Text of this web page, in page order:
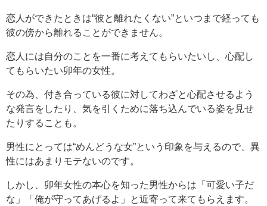
恋人ができたときは“彼と離れたくない”といつまで経っても
彼の傍から離れることができません。
恋人には自分のことを一番に考えてもらいたいし、心配し
てもらいたい卯年の女性。
その為、付き合っている彼に対してわざと心配させるよう
な発言をしたり、気を引くために落ち込んでいる姿を見せ
たりすることも。
男性にとっては“めんどうな女”という印象を与えるので、異
性にはあまりモテないのです。
しかし、卯年女性の本心を知った男性からは「可愛い子だ
な」「俺が守ってあげるよ」と近寄って来てもらえます。